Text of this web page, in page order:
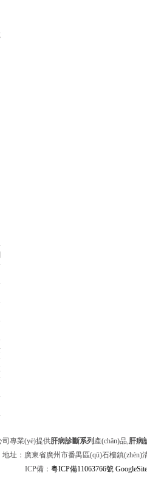
專業(yè)提供肝病診斷系列 產(chǎn)品,肝病
地址：廣東省廣州市番禺區(qū)石樓鎮(zhèn)
ICP備： 粵ICP備11063766號